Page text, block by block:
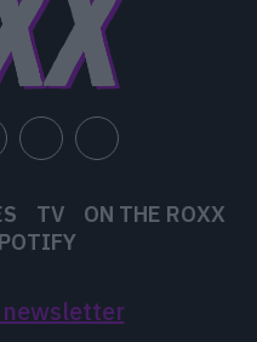
TV
ON THE ROXX